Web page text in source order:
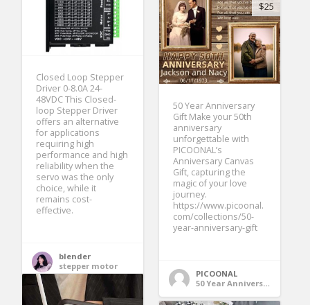
Closed Loop Stepper
Driver 0-8.0A 24-
48VDC This Closed-
loop Stepper Driver
offers an alternative
for applications
requiring high
performance and high
reliability when the
servo was the only
choice, while it
remains cost-
effective.
blender
stepper motor
$25
50 Year Anniversary
Gift Make your 50th
anniversary
unforgettable with
PICOONAL’s
Anniversary Canvas
Gift, capturing the
magic of your love
journey.
https://www.picoonal.
com/collections/50-
year-anniversary-gift
PICOONAL
50 Year Anniversary Gift